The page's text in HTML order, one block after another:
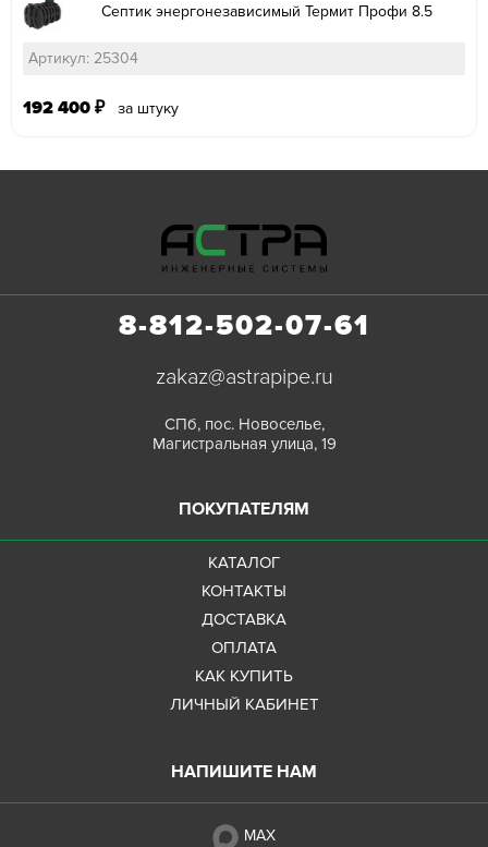
Септик энергонезависимый Термит Профи 8.5
Артикул: 25304
192 400 ₽ за штуку
8-812-502-07-61
zakaz@astrapipe.ru
СПб, пос. Новоселье,
Магистральная улица, 19
ПОКУПАТЕЛЯМ
КАТАЛОГ
КОНТАКТЫ
ДОСТАВКА
ОПЛАТА
КАК КУПИТЬ
ЛИЧНЫЙ КАБИНЕТ
НАПИШИТЕ НАМ
MAX